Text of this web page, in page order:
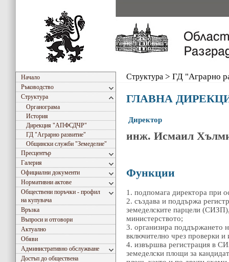
Начало
Ръководство
Структура
Органограма
История
Дирекция "АПФСДЧР"
ГД "Аграрно развитие"
Общински служби "Земеделие"
Пресцентър
Галерия
Официални документи
Нормативни актове
Обществени поръчки - профил
на купувача
Връзка
Въпроси и отговори
Актуално
Обяви
Административно обслужване
Достъп до обществена
Структура > ГД "Аграрно
ГЛАВНА
Директор
инж. Исмаил
Функции
1. подпомага директора при
2. създава и поддържа
земеделските парцели
министерството;
3. организира поддържането
включително чрез проверки и
4. извършва регистрация в
земеделски площи за